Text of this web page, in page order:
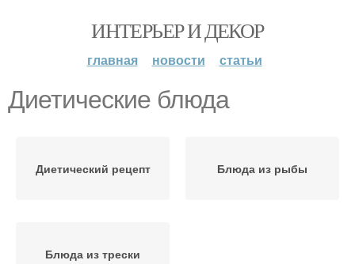
ИНТЕРЬЕР И ДЕКОР
главная новости статьи
Диетические блюда
Диетический рецепт Блюда из рыбы
Блюда из трески